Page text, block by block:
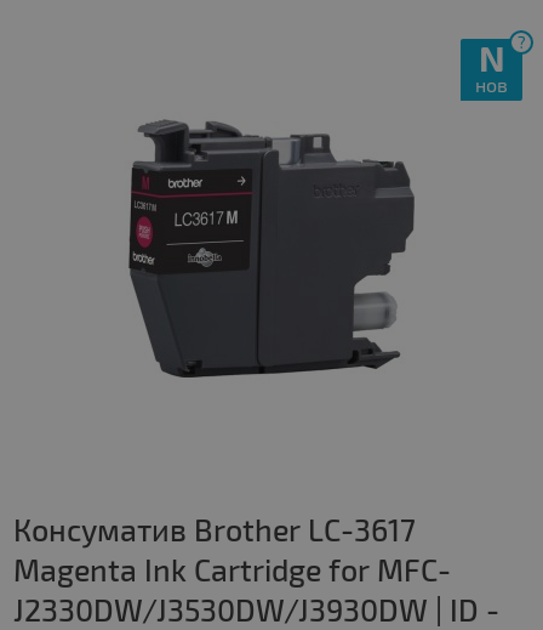
?
N
нов
Консуматив Brother LC-3617
Magenta Ink Cartridge for MFC-
J2330DW/J3530DW/J3930DW | ID -